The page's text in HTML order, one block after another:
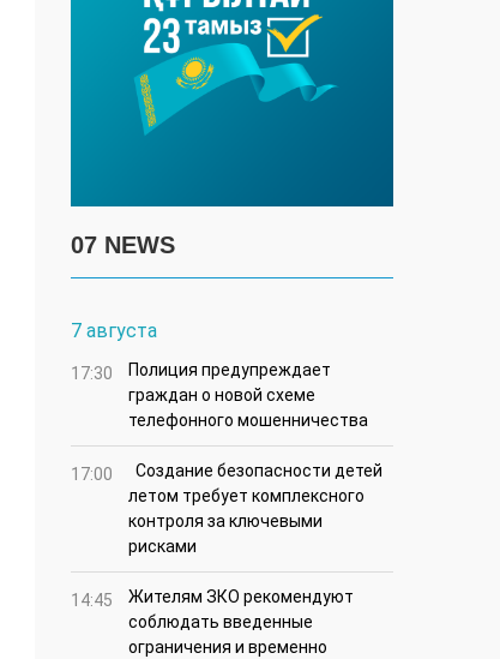
07 NEWS
7 августа
17:30
Полиция предупреждает
граждан о новой схеме
телефонного мошенничества
17:00
Создание безопасности детей
летом требует комплексного
контроля за ключевыми
рисками
14:45
Жителям ЗКО рекомендуют
соблюдать введенные
ограничения и временно